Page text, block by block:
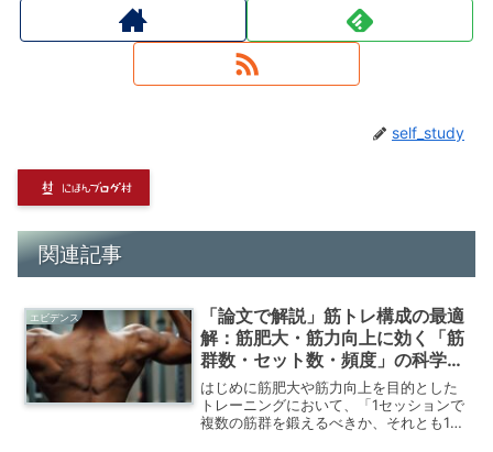
self_study
関連記事
エビデンス
「論文で解説」筋トレ構成の最適
解：筋肥大・筋力向上に効く「筋
群数・セット数・頻度」の科学的
戦略
はじめに筋肥大や筋力向上を目的とした
トレーニングにおいて、「1セッションで
複数の筋群を鍛えるべきか、それとも1筋